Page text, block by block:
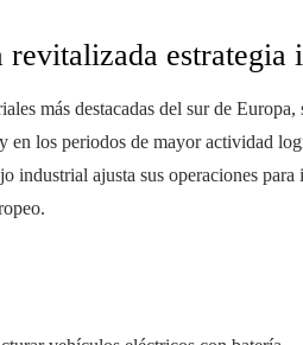
estrategia
más destacadas del sur de Europa,
los periodos de mayor actividad
industrial ajusta sus operaciones para